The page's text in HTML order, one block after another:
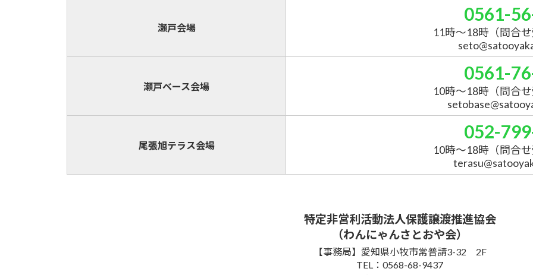
瀬戸会場
0561-
11時～18時 （問合
瀬戸ベース会場
0561-
10時～18時 （問合
尾張旭テラス会場
052-
10時～18時 （問合
特定非営利活動法人保護譲渡推進協会
（わんにゃんさとおや会）
【事務局】愛知県小牧市常普請3-32 2F
TEL：0568-68-9437